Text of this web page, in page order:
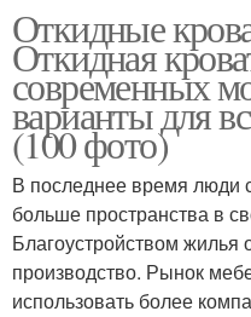
Откидные
Откидная
современных
варианты для
(100 фото)
В последнее время люди
больше пространства в
Благоустройством жилья
производство. Рынок
использовать более